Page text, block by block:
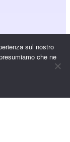
sul nostro
che ne